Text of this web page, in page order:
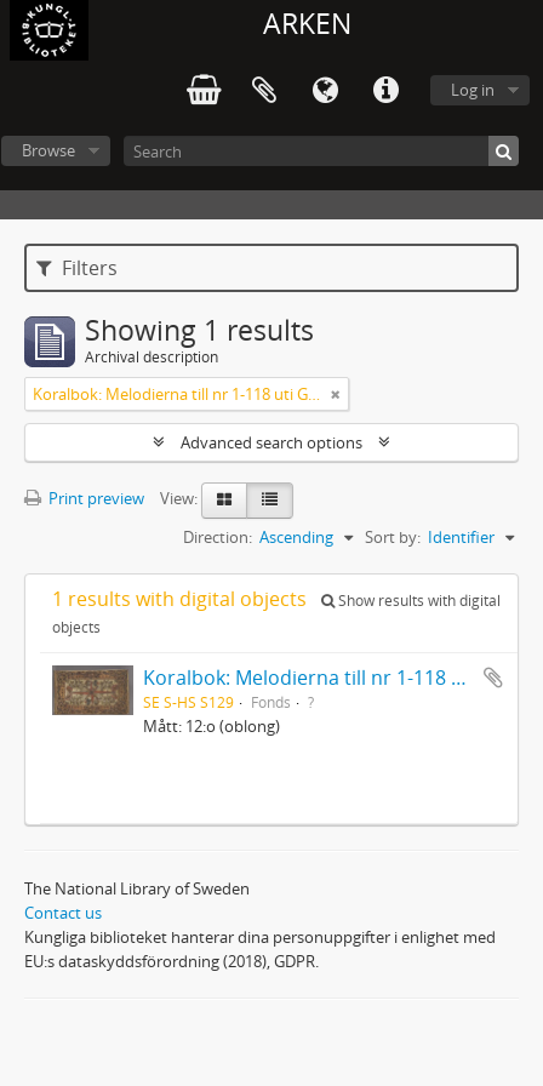
ARKEN
Log in
Browse
Filters
Showing 1 results
Archival description
Koralbok: Melodierna till nr 1-118 uti Gamla Psalmboken, enstämmigt satta
Advanced search options
Print preview
View:
Sort by: Identifier
Direction: Ascending
1 results with digital objects
Show results with digital
objects
Koralbok: Melodierna till nr 1-118 uti Gamla Psalmboken, enstämmigt satta
SE S-HS S129 Fonds ?
Mått: 12:o (oblong)
The National Library of Sweden
Contact us
Kungliga biblioteket hanterar dina personuppgifter i enlighet med
EU:s dataskyddsförordning (2018), GDPR.